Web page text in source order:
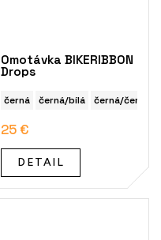
Omotávka BIKERIBBON
Drops
černá černá/bílá černá/červená
25 €
DETAIL